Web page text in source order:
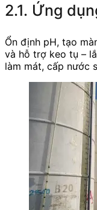
2.1. Ứng
Ổn định pH, tạo
và hỗ trợ keo tụ –
làm mát, cấp nước